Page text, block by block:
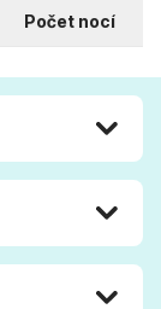
Počet nocí